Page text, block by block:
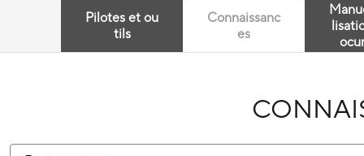
Pilotes et ou
tils
Connaissanc
es